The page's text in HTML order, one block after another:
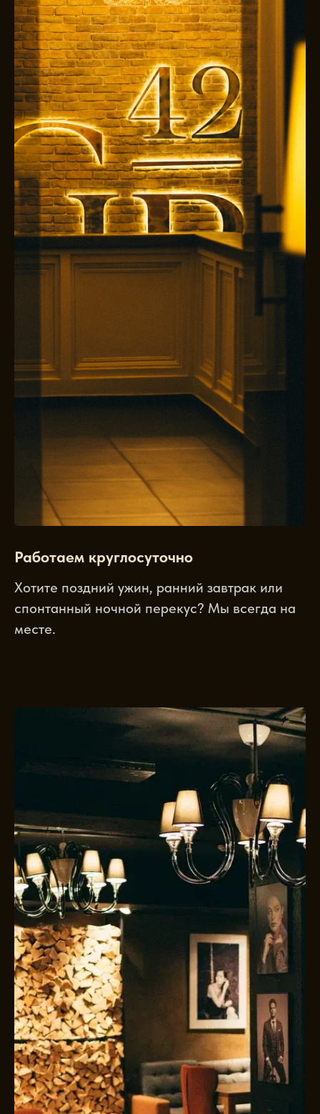
Работаем круглосуточно
Хотите поздний ужин, ранний завтрак или
спонтанный ночной перекус? Мы всегда на
месте.